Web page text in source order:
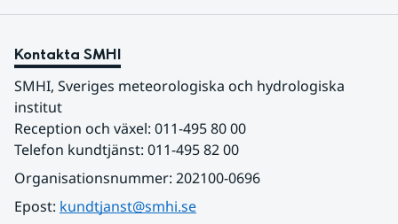
Kontakta SMHI
SMHI, Sveriges meteorologiska och hydrologiska
institut
Reception och växel: 011-495 80 00
Telefon kundtjänst: 011-495 82 00
Organisationsnummer: 202100-0696
Epost: kundtjanst@smhi.se